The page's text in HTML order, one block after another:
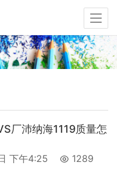
厂沛纳海1119质量怎
下午4:25 1289